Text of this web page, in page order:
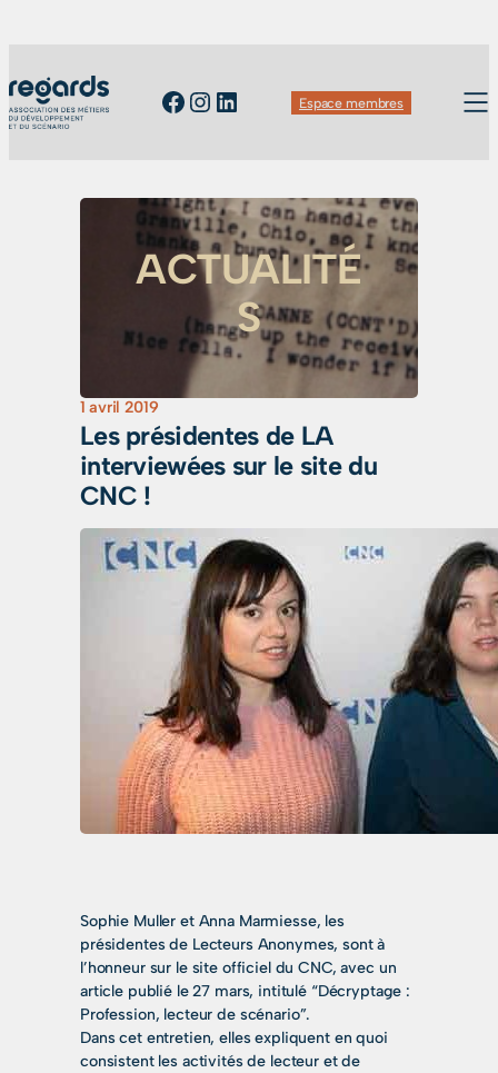
Facebook
Instagram
LinkedInEspace membres
ACTUALITÉ
S
1 avril 2019
Les présidentes de LA
interviewées sur le site du
CNC !
Sophie Muller et Anna Marmiesse, les
présidentes de Lecteurs Anonymes, sont à
l’honneur sur le site officiel du CNC, avec un
article publié le 27 mars, intitulé “Décryptage :
Profession, lecteur de scénario”.
Dans cet entretien, elles expliquent en quoi
consistent les activités de lecteur et de